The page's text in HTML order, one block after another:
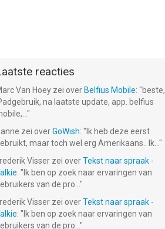
reacties
Van Hoey zei over Belfius Mobile: "beste,
na laatste update, app. belfius
"
zei overGoWish: " Ik heb deze eerst
maar toch wel erg Amerikaans.. Ik... "
Visser zei overTekst naar spraak -
: " Ik ben op zoek naar ervaringen van
van de pro... "
Visser zei overTekst naar spraak -
: " Ik ben op zoek naar ervaringen van
van de pro... "